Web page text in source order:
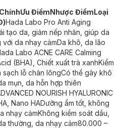
Ưu ĐiểmNhược ĐiểmLoại
Hada Labo Pro Anti Aging
tạo da, giảm nếp nhăn, giúp da
da nhạy cảmDa khô, da lão
Labo ACNE CARE Calming
(BHA), Chiết xuất trà xanhKiểm
sạch lỗ chân lôngCó thể gây khô
mụn, da hỗn hợp thiên
NOURISH HYALURONIC
Nano HADưỡng ẩm tốt, không
nhạy cảmKhông kiểm soát dầu,
thường, da nhạy cảm80.000 –